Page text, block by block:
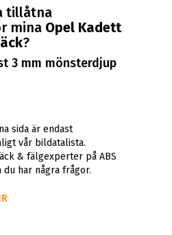
tillåtna
mina Opel Kadett
?
3 mm mönsterdjup
sida är endast
vår bildatalista.
& fälgexperter på ABS
har några frågor.